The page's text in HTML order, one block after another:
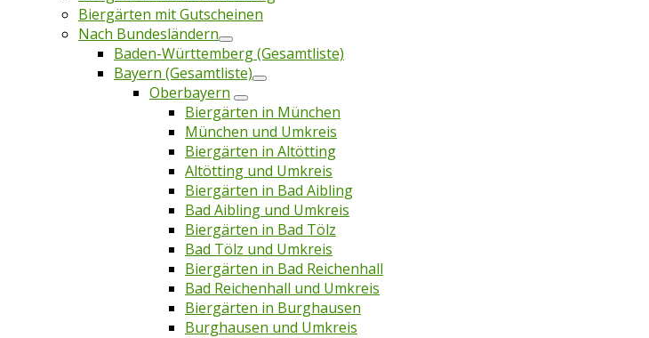
Biergärten mit Gutscheinen
Nach Bundesländern
Baden-Württemberg (Gesamtliste)
Bayern (Gesamtliste)
Oberbayern
Biergärten in München
München und Umkreis
Biergärten in Altötting
Altötting und Umkreis
Biergärten in Bad Aibling
Bad Aibling und Umkreis
Biergärten in Bad Tölz
Bad Tölz und Umkreis
Biergärten in Bad Reichenhall
Bad Reichenhall und Umkreis
Biergärten in Burghausen
Burghausen und Umkreis